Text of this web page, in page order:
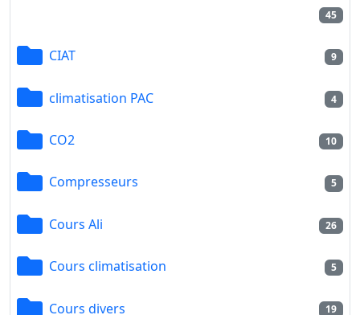
45
CIAT 9
climatisation PAC 4
CO2 10
Compresseurs 5
Cours Ali 26
Cours climatisation 5
Cours divers 19